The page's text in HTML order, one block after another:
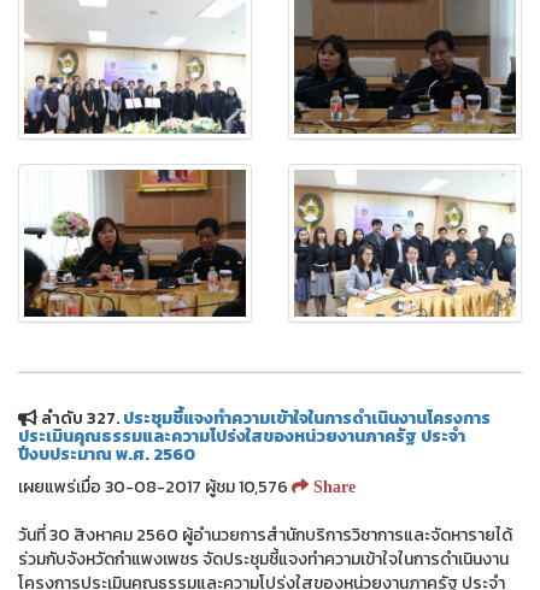
ลำดับ 327.ประชุมชี้แจงทำความเข้าใจในการดำเนินงานโครงการ
ประเมินคุณธรรมและความโปร่งใสของหน่วยงานภาครัฐ ประจำ
ปีงบประมาณ พ.ศ. 2560
เผยแพร่เมื่อ 30-08-2017 ผู้ชม 10,576
Share
วันที่ 30 สิงหาคม 2560 ผู้อำนวยการสำนักบริการวิชาการและจัดหารายได้
ร่วมกับจังหวัดกำแพงเพชร จัดประชุมชี้แจงทำความเข้าใจในการดำเนินงาน
โครงการประเมินคุณธรรมและความโปร่งใสของหน่วยงานภาครัฐ ประจำ